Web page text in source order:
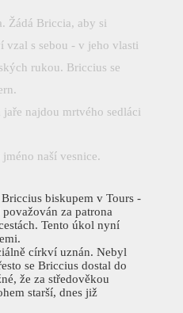
Žádá Briccia, aby si
s sebou - v jeho vlasti
rukou. Briccius se
najdou mrtvého sedláci
naší vesnice.
biskupem v Tours -
za patrona
Tento úkol nyní
církví uznán. Nebyl
se Briccius dostal do
že za středověkou
starší, dnes již